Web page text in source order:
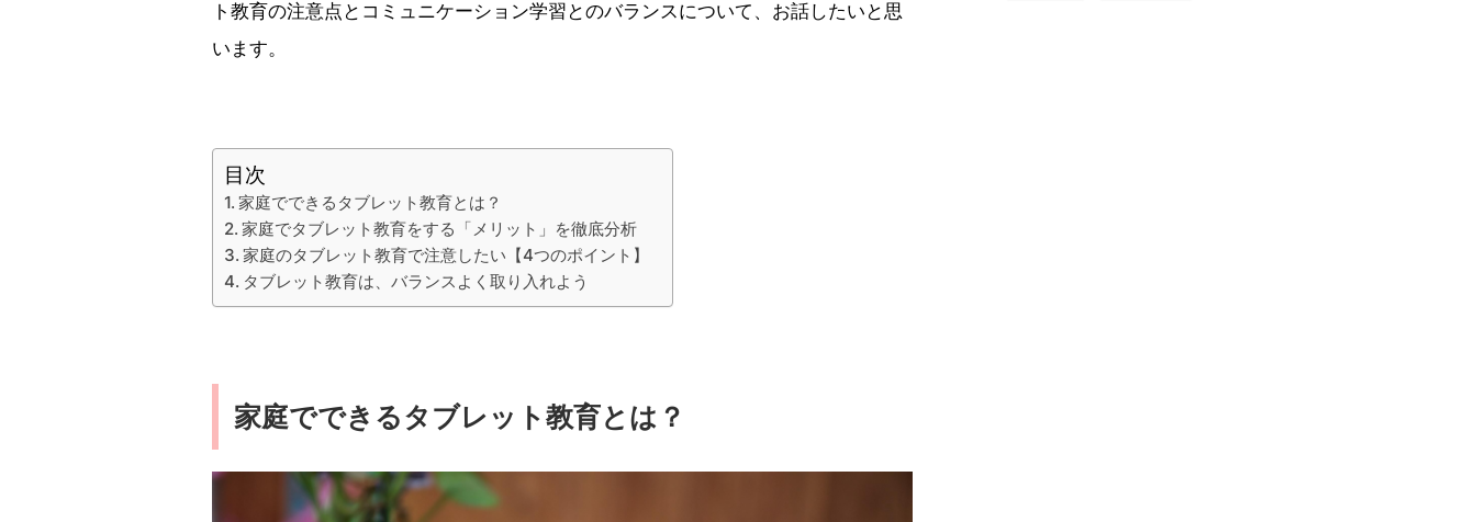
ト教育の注意点とコミュニケーション学習とのバランスについて、お話したいと思
います。
目次
家庭でできるタブレット教育とは？
家庭でタブレット教育をする「メリット」を徹底分析
家庭のタブレット教育で注意したい【4つのポイント】
タブレット教育は、バランスよく取り入れよう
家庭でできるタブレット教育とは？